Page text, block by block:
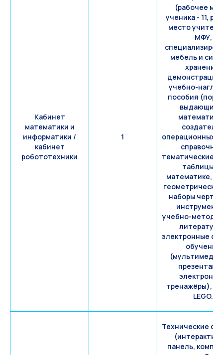
Кабинет
математики и
информатики /
кабинет
робототехники
1
(рабочее
ученика - 11,
место
МФУ,
мебель и
хранения,
учебно-
пособия
операционных
тематические
таблицы
математике,
наборы
учебно-
электронные
обучения
тренажёры),
LEGO.
Технические
панель,